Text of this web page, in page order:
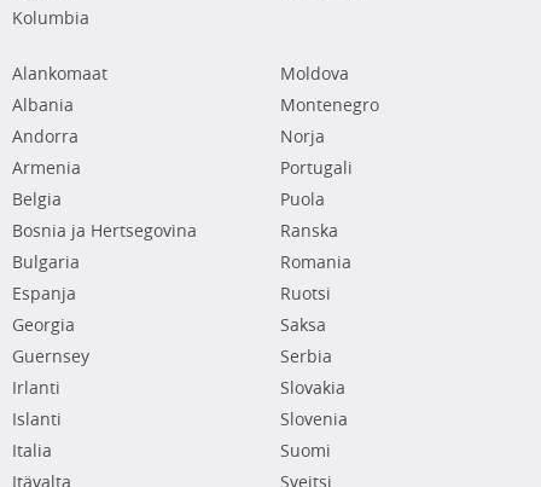
Kolumbia
Alankomaat
Albania
Andorra
Armenia
Belgia
Bosnia ja Hertsegovina
Bulgaria
Espanja
Georgia
Guernsey
Irlanti
Islanti
Italia
Itävalta
Moldova
Montenegro
Norja
Portugali
Puola
Ranska
Romania
Ruotsi
Saksa
Serbia
Slovakia
Slovenia
Suomi
Sveitsi